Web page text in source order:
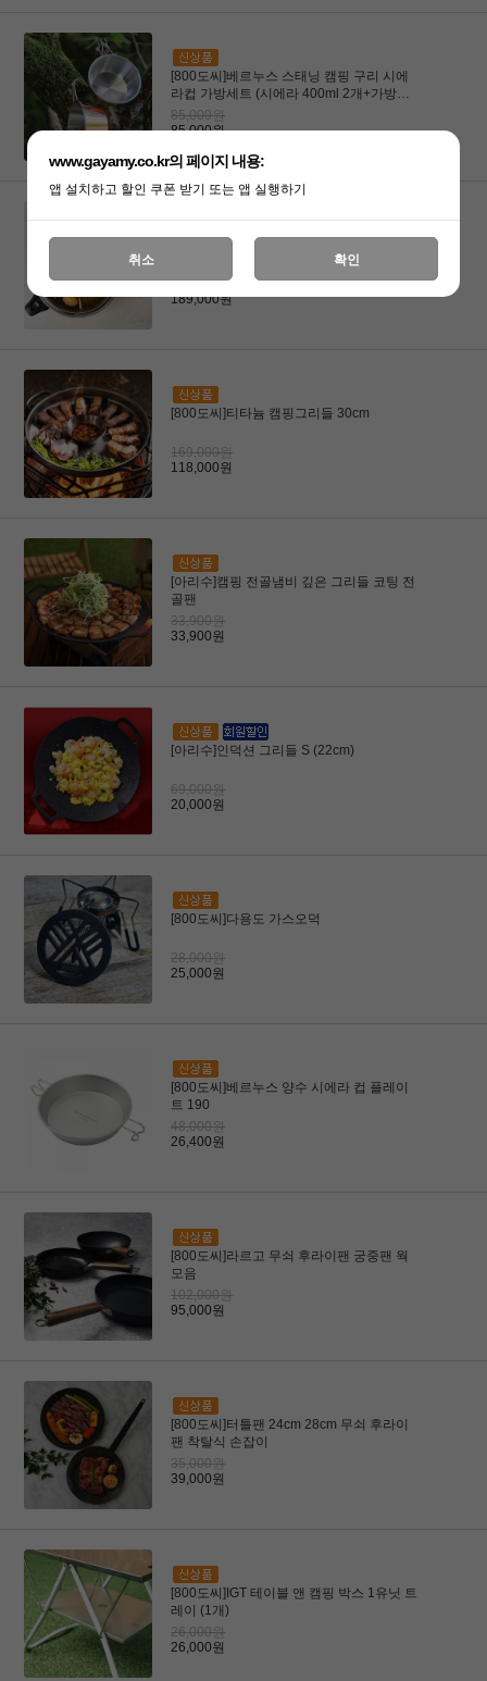
[800도씨]베르누스 스태닝 캠핑 구리 시에
라컵 가방세트 (시에라 400ml 2개+가방세
트)
85,000원
85,000원
[800도씨]316 인덕션 스텐 궁중팬 통5중 볶
249,000원
189,000원
[800도씨]티타늄 캠핑그리들 30cm
169,000원
118,000원
[아리수]캠핑 전골냄비 깊은 그리들 코팅 전
골팬
33,900원
33,900원
[아리수]인덕션 그리들 S (22cm)
69,000원
20,000원
[800도씨]다용도 가스오덕
28,000원
25,000원
[800도씨]베르누스 양수 시에라 컵 플레이
트 190
48,000원
26,400원
[800도씨]라르고 무쇠 후라이팬 궁중팬 웍
모음
102,000원
95,000원
[800도씨]터틀팬 24cm 28cm 무쇠 후라이
팬 착탈식 손잡이
35,000원
39,000원
[800도씨]IGT 테이블 앤 캠핑 박스 1유닛 트
레이 (1개)
26,000원
26,000원
www.gayamy.co.kr의 페이지 내용:
앱 설치하고 할인 쿠폰 받기 또는 앱 실행하기
취소 확인